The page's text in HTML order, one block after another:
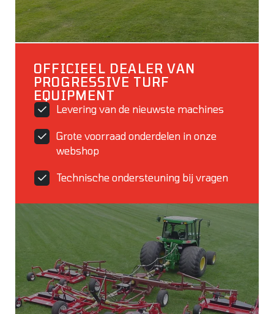
OFFICIEEL DEALER VAN
PROGRESSIVE TURF
EQUIPMENT
Levering van de nieuwste machines
Grote voorraad onderdelen in onze
webshop
Technische ondersteuning bij vragen